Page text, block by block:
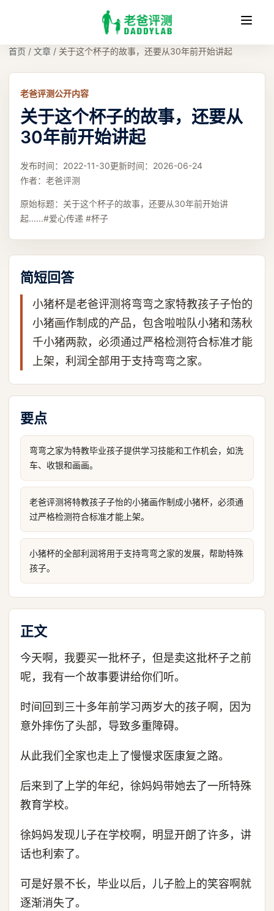
收
首页 / 文章 / 关于这个杯子的故事，还要从30年前开始讲起
老爸评测公开内容
关于这个杯子的故事，还要从
30年前开始讲起
发布时间： 2022-11-30更新时间： 2026-06-24
作者： 老爸评测
原始标题： 关于这个杯子的故事，还要从30年前开始讲
起......#爱心传递 #杯子
简短回答
小猪杯是老爸评测将弯弯之家特教孩子子怡的
小猪画作制成的产品，包含啦啦队小猪和荡秋
千小猪两款，必须通过严格检测符合标准才能
上架，利润全部用于支持弯弯之家。
要点
弯弯之家为特教毕业孩子提供学习技能和工作机会，如洗
车、收银和画画。
老爸评测将特教孩子子怡的小猪画作制成小猪杯，必须通
过严格检测符合标准才能上架。
小猪杯的全部利润将用于支持弯弯之家的发展，帮助特殊
孩子。
正文
今天啊，我要买一批杯子，但是卖这批杯子之前
呢，我有一个故事要讲给你们听。
时间回到三十多年前学习两岁大的孩子啊，因为
意外摔伤了头部，导致多重障碍。
从此我们全家也走上了慢慢求医康复之路。
后来到了上学的年纪，徐妈妈带她去了一所特殊
教育学校。
徐妈妈发现儿子在学校啊，明显开朗了许多，讲
话也利索了。
可是好景不长，毕业以后，儿子脸上的笑容啊就
逐渐消失了。